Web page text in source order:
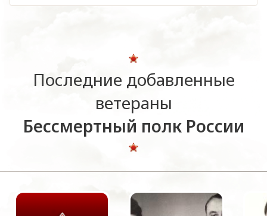
Последние добавленные
ветераны
Бессмертный полк России